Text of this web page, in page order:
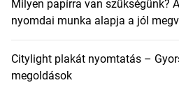
Milyen papírra van szükségünk?
nyomdai munka alapja a jól
Citylight plakát nyomtatás –
megoldások